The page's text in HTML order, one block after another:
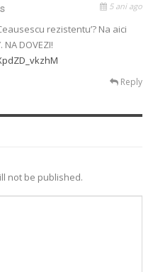
5 ani ago
rezistentu’? Na aici
NA DOVEZI!
Reply
not be published.